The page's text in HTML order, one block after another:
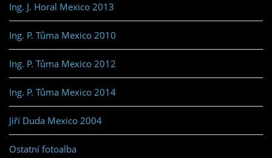
Ing. J. Horal Mexico 2013
Ing. P. Tůma Mexico 2010
Ing. P. Tůma Mexico 2012
Ing. P. Tůma Mexico 2014
Jiří Duda Mexico 2004
Ostatní fotoalba